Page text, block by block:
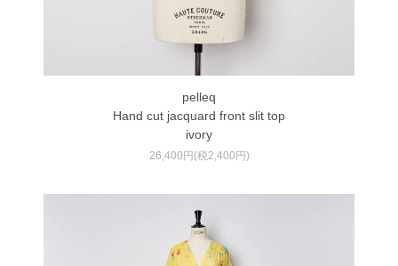
pelleq
Hand cut jacquard front slit top
ivory
26,400円(税2,400円)